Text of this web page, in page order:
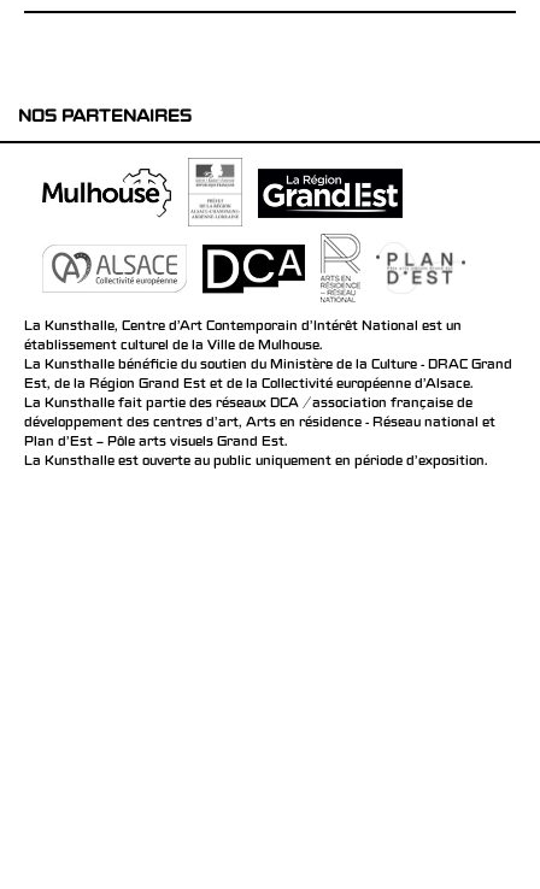
NOS PARTENAIRES
La Kunsthalle, Centre d’Art Contemporain d’Intérêt National est un
établissement culturel de la Ville de Mulhouse.
La Kunsthalle bénéficie du soutien du Ministère de la Culture - DRAC Grand
Est, de la Région Grand Est et de la Collectivité européenne d’Alsace.
La Kunsthalle fait partie des réseaux DCA / association française de
développement des centres d'art, Arts en résidence - Réseau national et
Plan d’Est – Pôle arts visuels Grand Est.
La Kunsthalle est ouverte au public uniquement en période d'exposition.